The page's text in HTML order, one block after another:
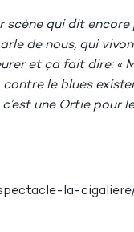
scène qui dit
de nous, qui
et ça fait dire: «
le blues
une Ortie pour
la-